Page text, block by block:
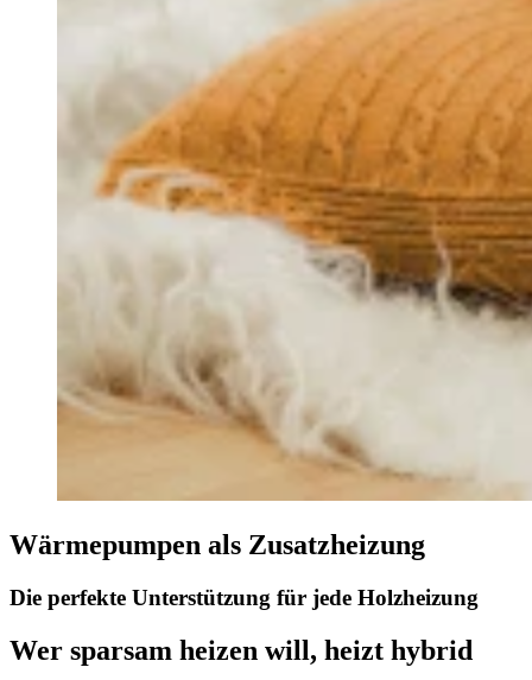
Wärmepumpen als Zusatzheizung
Die perfekte Unterstützung für jede Holzheizung
Wer sparsam heizen will, heizt hybrid